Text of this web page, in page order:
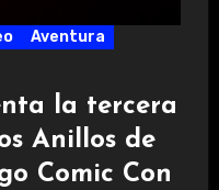
Aventura
la tercera
Anillos de
Comic Con